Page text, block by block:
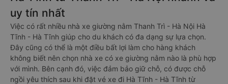
uy tín nhất
Việc có rất nhiều nhà xe giường nằm Thanh Trì - Hà Nội Hà
Tĩnh - Hà Tĩnh giúp cho du khách có đa dạng sự lựa chọn.
Đây cũng có thể là một điều bất lợi làm cho hàng khách
không biết nên chọn nhà xe có xe giường nằm nào là phù hợp
với mình. Bên cạnh đó, việc đảm bảo giữ chỗ, có được chỗ
ngồi yêu thích sau khi đặt vé xe đi Hà Tĩnh - Hà Tĩnh từ